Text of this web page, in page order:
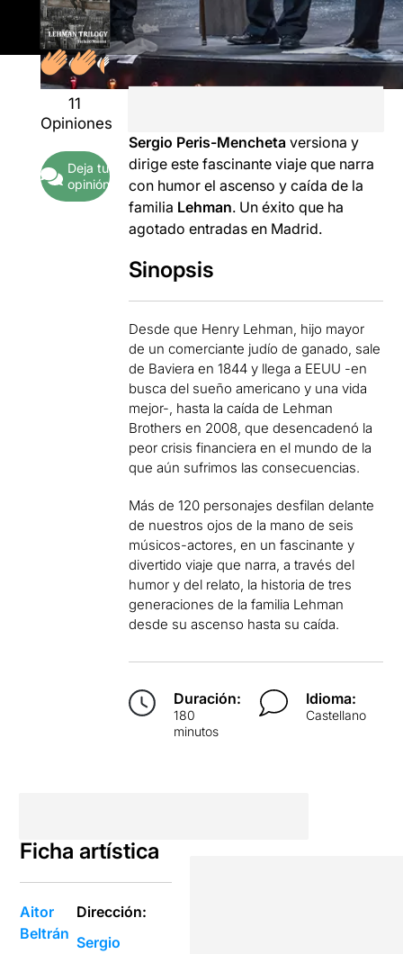
11
Opiniones
Deja tu
opinión
Sergio Peris-Mencheta versiona y
dirige este fascinante viaje que narra
con humor el ascenso y caída de la
familia Lehman. Un éxito que ha
agotado entradas en Madrid.
Sinopsis
Desde que Henry Lehman, hijo mayor
de un comerciante judío de ganado, sale
de Baviera en 1844 y llega a EEUU -en
busca del sueño americano y una vida
mejor-, hasta la caída de Lehman
Brothers en 2008, que desencadenó la
peor crisis financiera en el mundo de la
que aún sufrimos las consecuencias.
Más de 120 personajes desfilan delante
de nuestros ojos de la mano de seis
músicos-actores, en un fascinante y
divertido viaje que narra, a través del
humor y del relato, la historia de tres
generaciones de la familia Lehman
desde su ascenso hasta su caída.
Duración:
180
minutos
Idioma:
Castellano
Ficha artística
Aitor
Beltrán
Dirección:
Sergio